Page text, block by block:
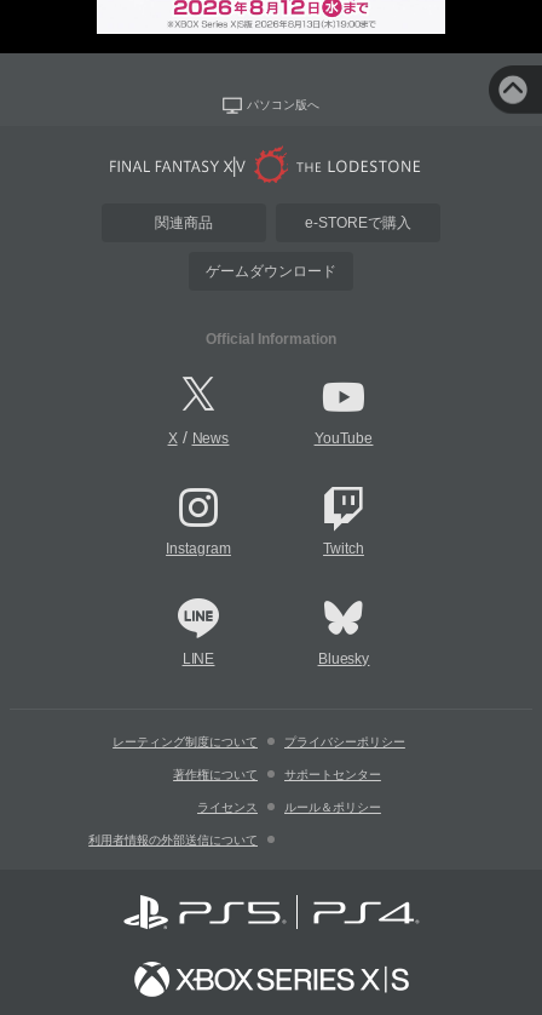
パソコン版へ
関連商品 e-STOREで購入
ゲームダウンロード
Official Information
X/ News YouTube
Instagram Twitch
LINE Bluesky
レーティング制度について プライバシーポリシー
著作権について サポートセンター
ライセンス ルール＆ポリシー
利用者情報の外部送信について